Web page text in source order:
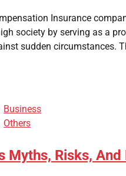
Insurance
society by serving as a
sudden circumstances.
Business
Others
Myths, Risks, And